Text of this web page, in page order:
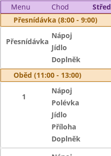
Menu Chod
Přesnídávka (8:00 - 9:00)
Přesnídávka
Nápoj
Jídlo
Doplněk
Oběd (11:00 - 13:00)
1
Nápoj
Polévka
Jídlo
Příloha
Doplněk